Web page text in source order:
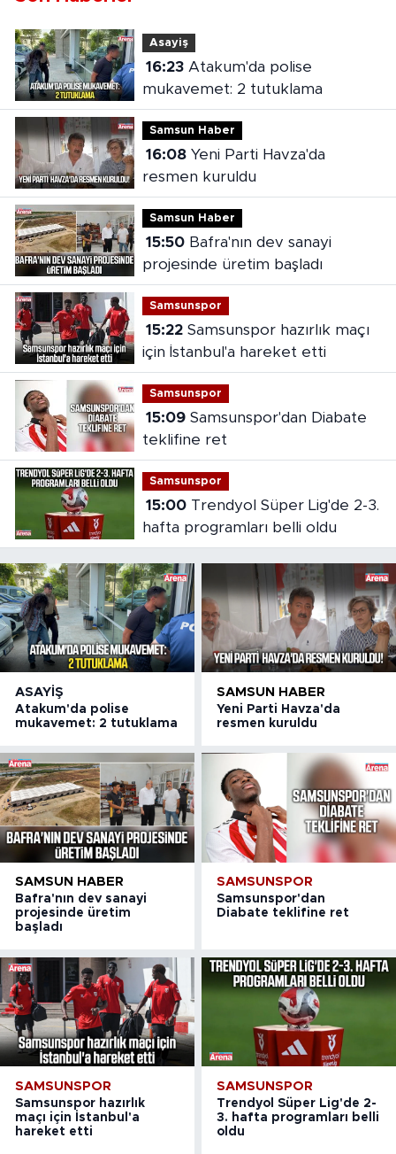
Asayiş
16:23Atakum'da polise
mukavemet: 2 tutuklama
Samsun Haber
16:08Yeni Parti Havza'da
resmen kuruldu
Samsun Haber
15:50Bafra'nın dev sanayi
projesinde üretim başladı
Samsunspor
15:22Samsunspor hazırlık maçı
için İstanbul'a hareket etti
Samsunspor
15:09Samsunspor'dan Diabate
teklifine ret
Samsunspor
15:00Trendyol Süper Lig'de 2-3.
hafta programları belli oldu
ASAYIŞ
Atakum'da polise
mukavemet: 2 tutuklama
SAMSUN HABER
Yeni Parti Havza'da
resmen kuruldu
SAMSUN HABER
Bafra'nın dev sanayi
projesinde üretim
başladı
SAMSUNSPOR
Samsunspor'dan
Diabate teklifine ret
SAMSUNSPOR
Samsunspor hazırlık
maçı için İstanbul'a
hareket etti
SAMSUNSPOR
Trendyol Süper Lig'de 2-
3. hafta programları belli
oldu